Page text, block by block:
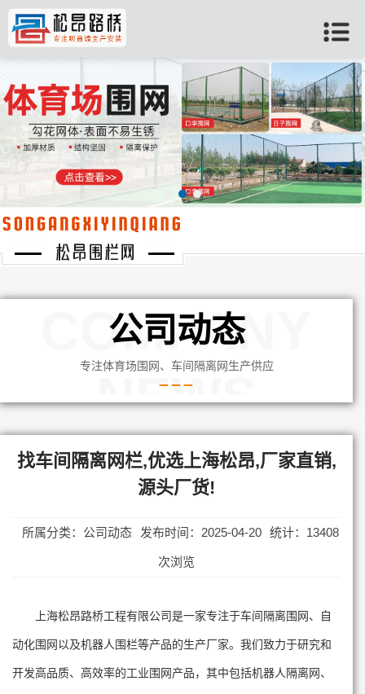
当前位置：首页>>公司动态
公司动态
COMPANY
NEWS
专注体育场围网、车间隔离网生产供应
找车间隔离网栏,优选上海松昂,厂家直销,
源头厂货!
所属分类：公司动态 发布时间：2025-04-20 统计：13408
次浏览
上海松昂路桥工程有限公司是一家专注于车间隔离围网、自
动化围网以及机器人围栏等产品的生产厂家。我们致力于研究和
开发高品质、高效率的工业围网产品，其中包括机器人隔离网、